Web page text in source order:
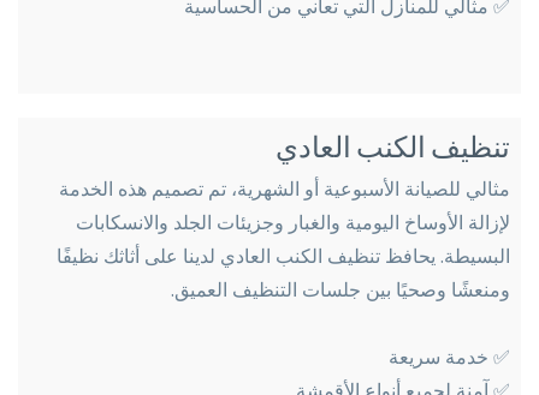
✅ مثالي للمنازل التي تعاني من الحساسية
تنظيف الكنب العادي
مثالي للصيانة الأسبوعية أو الشهرية، تم تصميم هذه الخدمة
لإزالة الأوساخ اليومية والغبار وجزيئات الجلد والانسكابات
البسيطة. يحافظ تنظيف الكنب العادي لدينا على أثاثك نظيفًا
ومنعشًا وصحيًا بين جلسات التنظيف العميق.
✅ خدمة سريعة